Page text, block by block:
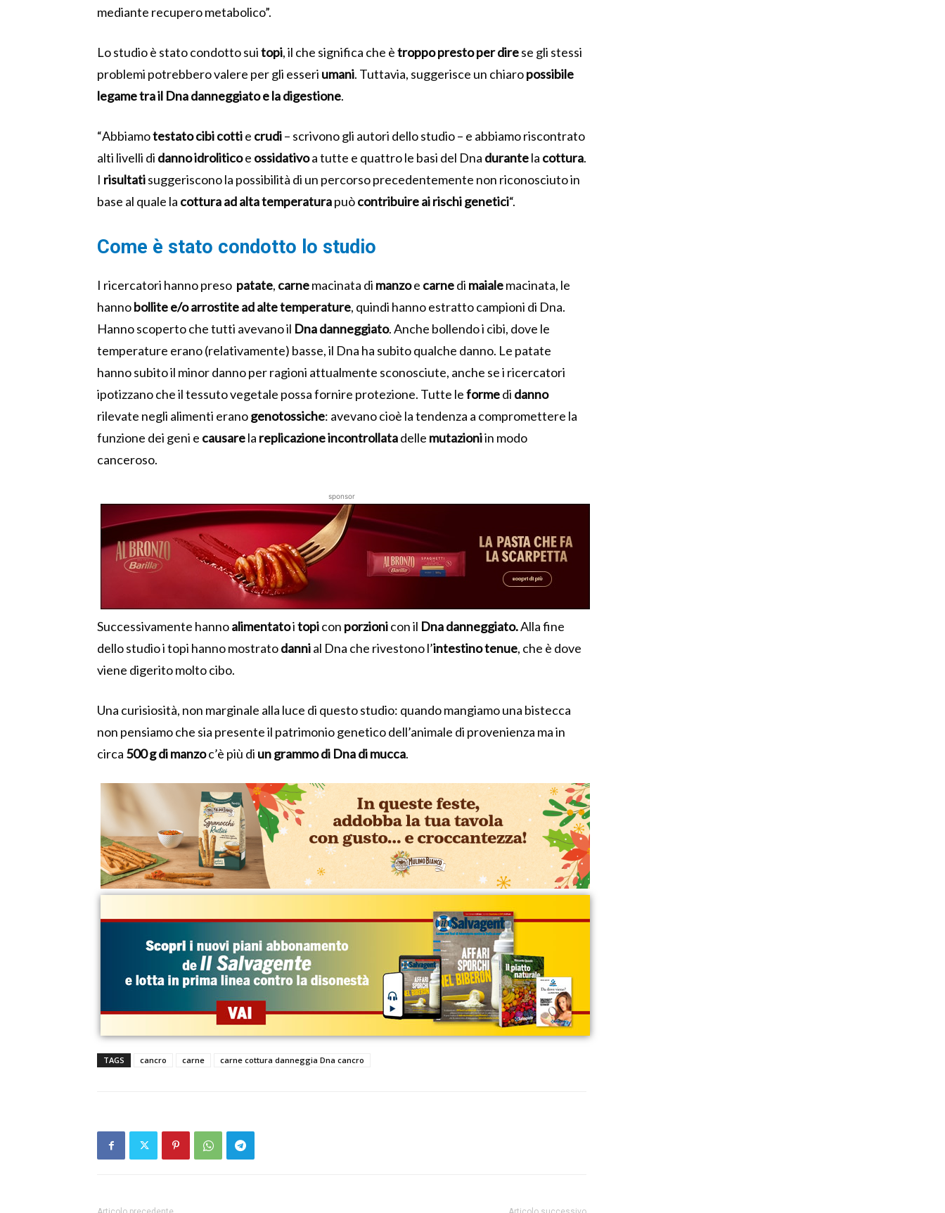
mediante recupero metabolico”.
Lo studio è stato condotto suitopi, il che significa che ètroppo presto per direse gli stessi
problemi potrebbero valere per gli esseri umani. Tuttavia, suggerisce un chiaropossibile
legame tra il Dna danneggiato e la digestione.
“Abbiamotestatocibicottie crudi– scrivono gli autori dello studio – e abbiamo riscontrato
alti livelli di dannoidroliticoe ossidativoa tutte e quattro le basi del Dna durantela cottura.
I risultatisuggeriscono la possibilità di un percorso precedentemente non riconosciuto in
base al quale la cottura ad alta temperaturapuòcontribuire ai rischi genetici“.
Come è stato condotto lo studio
I ricercatori hanno preso patate, carnemacinata di manzoe carnedi maialemacinata, le
hannobollite e/o arrostite ad alte temperature, quindi hanno estratto campioni di Dna.
Hanno scoperto che tutti avevano il Dnadanneggiato.Anche bollendo i cibi, dove le
temperature erano (relativamente) basse, il Dna ha subito qualche danno. Le patate
hanno subito il minor danno per ragioni attualmente sconosciute, anche se i ricercatori
ipotizzano che il tessuto vegetale possa fornire protezione. Tutte leformedi danno
rilevate negli alimenti eranogenotossiche: avevano cioè la tendenza a compromettere la
funzione dei geni e causarela replicazioneincontrollatadelle mutazioniin modo
canceroso.
sponsor
Successivamente hannoalimentatoitopicon porzionicon il Dna danneggiato.Alla fine
dello studio itopi hanno mostratodannial Dna che rivestono l’intestinotenue, che è dove
viene digerito molto cibo.
Una curisiosità, non marginale alla luce di questo studio: quando mangiamo una bistecca
non pensiamo che sia presente il patrimonio genetico dell’animale di provenienza main
circa 500 g di manzoc’è più di un grammo di Dna di mucca.
TAGS cancro carne carne cottura danneggia Dna cancro